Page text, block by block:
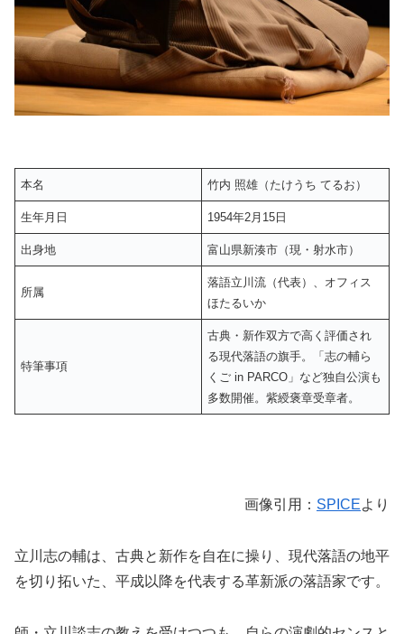
本名 竹内 照雄（たけうち てるお）
生年月日 1954年2月15日
出身地 富山県新湊市（現・射水市）
所属
落語立川流（代表）、オフィス
ほたるいか
特筆事項
古典・新作双方で高く評価され
る現代落語の旗手。「志の輔ら
くご in PARCO」など独自公演も
多数開催。紫綬褒章受章者。
画像引用： SPICEより
立川志の輔は、古典と新作を自在に操り、現代落語の地平
を切り拓いた、平成以降を代表する革新派の落語家です。